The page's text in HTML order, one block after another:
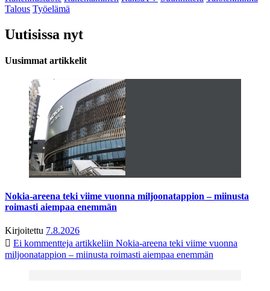
Talous Työelämä
Uutisissa nyt
Uusimmat artikkelit
Nokia-areena teki viime vuonna miljoonatappion – miinusta
roimasti aiempaa enemmän
Kirjoitettu 7.8.2026
Ei kommentteja artikkeliin Nokia-areena teki viime vuonna
miljoonatappion – miinusta roimasti aiempaa enemmän